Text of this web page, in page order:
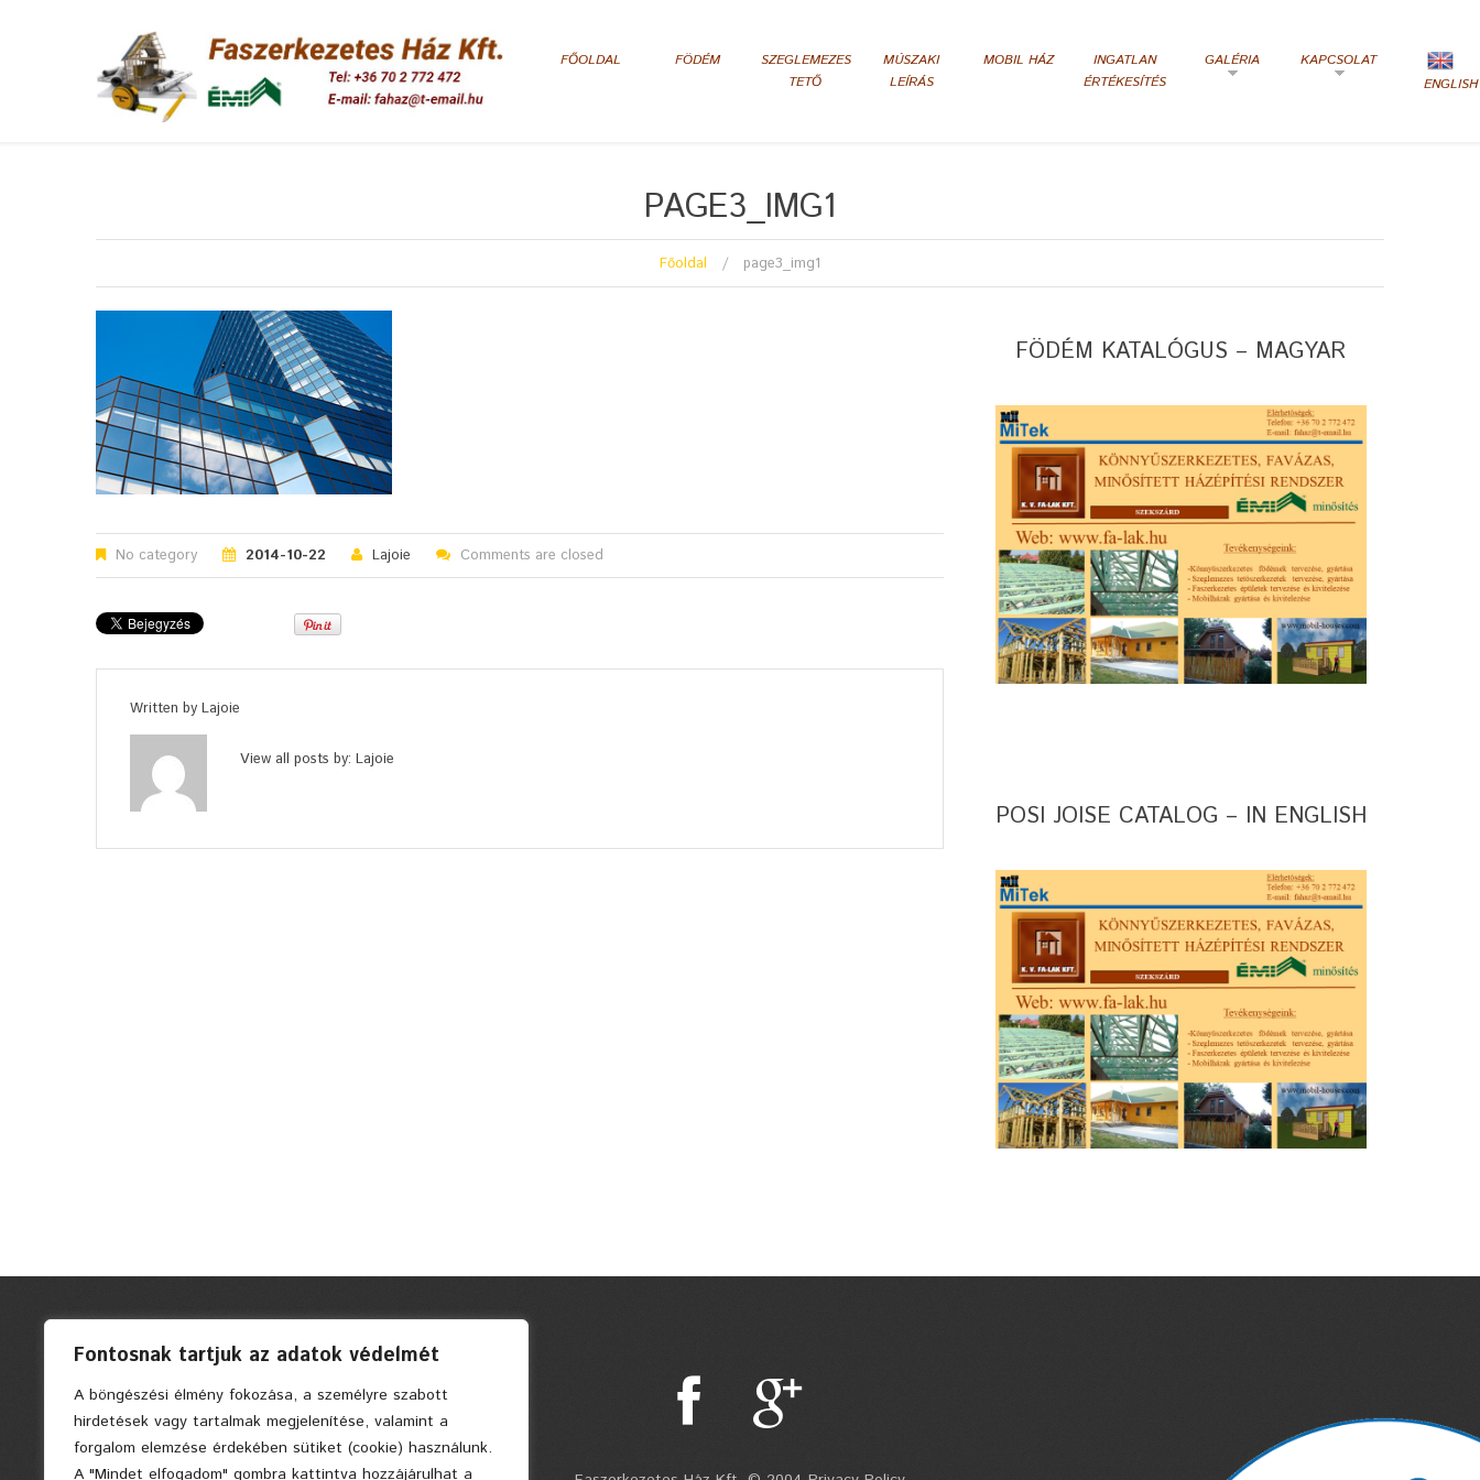
Fontosnak tartjuk az adatok védelmét
A böngészési élmény fokozása, a személyre szabott
hirdetések vagy tartalmak megjelenítése, valamint a
forgalom elemzése érdekében sütiket (cookie) használunk.
A "Mindet elfogadom" gombra kattintva hozzájárulhat a
FŐOLDAL FÖDÉM
SZEGLEMEZES
TETŐ
MÚSZAKI
LEÍRÁS
MOBIL HÁZ
INGATLAN
ÉRTÉKESÍTÉS
GALÉRIA
KAPCSOLAT
ENGLISH
PAGE3_IMG1
Főoldal page3_img1
No category 2014-10-22 Lajoie Comments are closed
Written by Lajoie
View all posts by: Lajoie
FÖDÉM KATALÓGUS – MAGYAR
POSI JOISE CATALOG – IN ENGLISH